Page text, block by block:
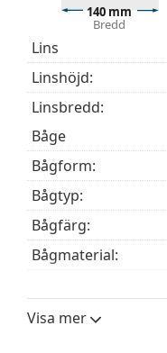
Upptäck hela
behöver hjälp med
Detta är en
140 mm
Bredd
Lins
Linshöjd:
Linsbredd:
Båge
Bågform:
Bågtyp:
Bågfärg:
Bågmaterial:
Bredd:
Visa mer